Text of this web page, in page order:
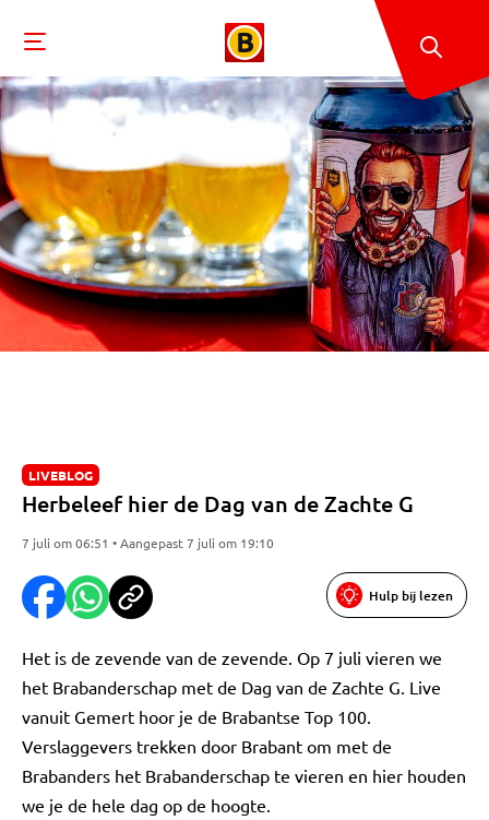
LIVEBLOG
Herbeleef hier de Dag van de Zachte G
7 juli om 06:51 • Aangepast 7 juli om 19:10
Hulp bij lezen
Het is de zevende van de zevende. Op 7 juli vieren we
het Brabanderschap met de Dag van de Zachte G. Live
vanuit Gemert hoor je de Brabantse Top 100.
Verslaggevers trekken door Brabant om met de
Brabanders het Brabanderschap te vieren en hier houden
we je de hele dag op de hoogte.